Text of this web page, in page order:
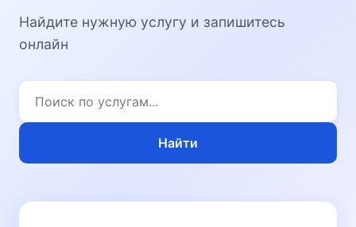
Найдите нужную услугу и запишитесь
онлайн
Найти